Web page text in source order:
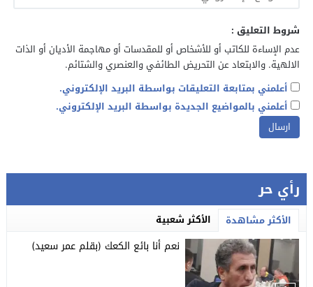
شروط التعليق :
عدم الإساءة للكاتب أو للأشخاص أو للمقدسات أو مهاجمة الأديان أو الذات
الالهية. والابتعاد عن التحريض الطائفي والعنصري والشتائم.
أعلمني بمتابعة التعليقات بواسطة البريد الإلكتروني.
أعلمني بالمواضيع الجديدة بواسطة البريد الإلكتروني.
رأي حر
الأكثر مشاهدة الأكثر شعبية
نعم أنا بائع الكعك (بقلم عمر سعيد)